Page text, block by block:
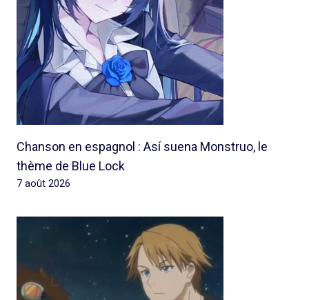
Chanson en espagnol : Así suena Monstruo, le
thème de Blue Lock
7 août 2026